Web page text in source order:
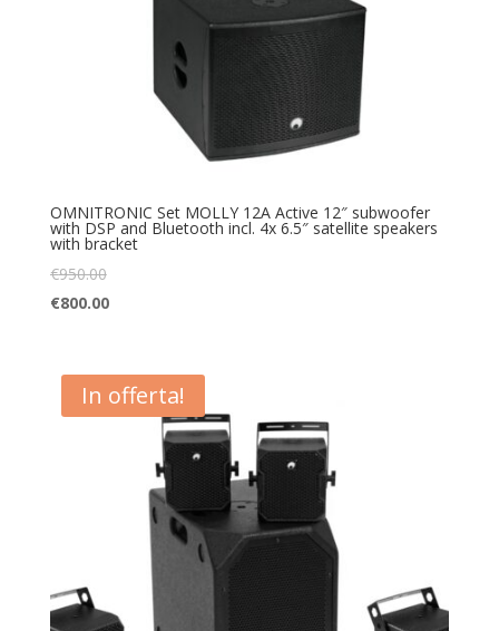
OMNITRONIC Set MOLLY 12A Active 12″ subwoofer
with DSP and Bluetooth incl. 4x 6.5″ satellite speakers
with bracket
€950.00
€800.00
In offerta!